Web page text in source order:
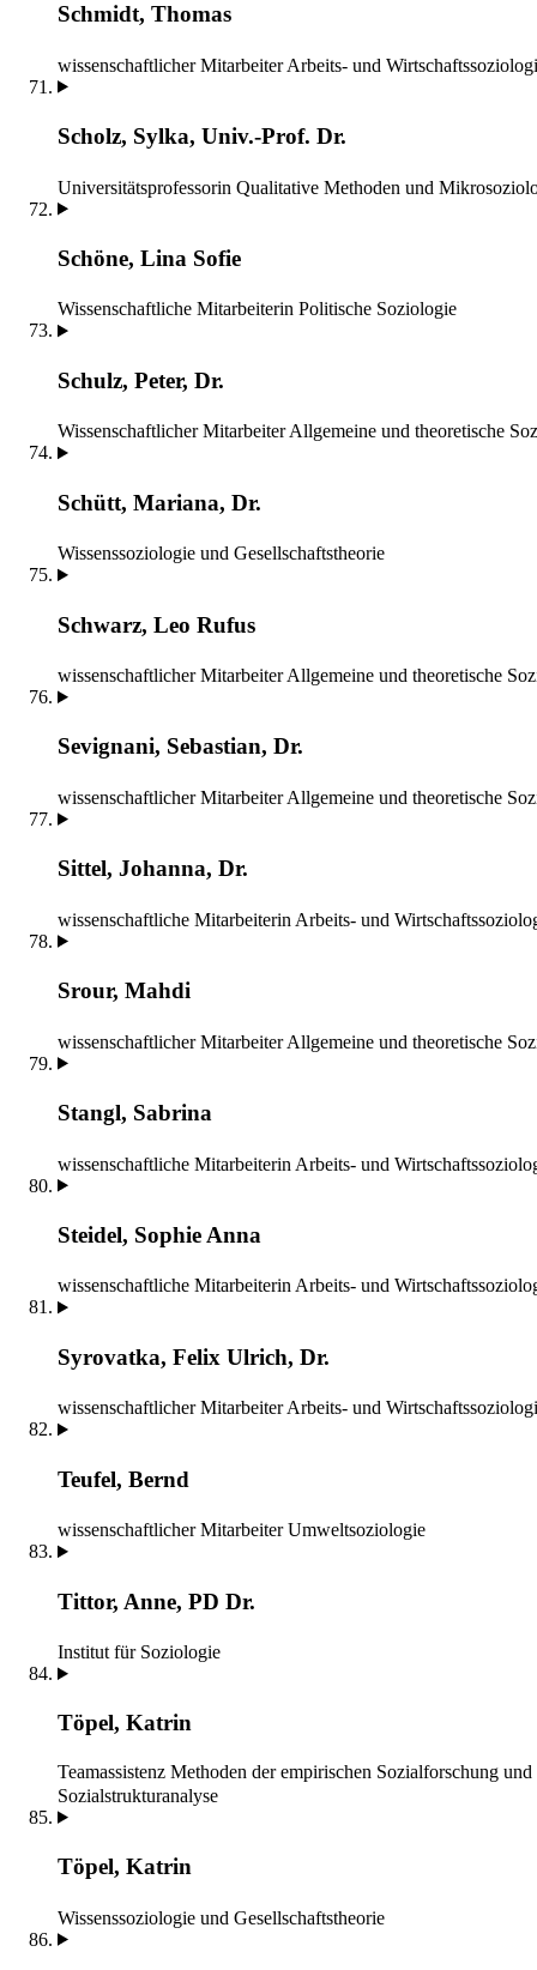
Schmidt, Thomas
wissenschaftlicher Mitarbeiter Arbeits- und
Scholz, Sylka, Univ.-Prof. Dr.
Universitätsprofessorin Qualitative Methoden und
Schöne, Lina Sofie
Wissenschaftliche Mitarbeiterin Politische Soziologie
Schulz, Peter, Dr.
Wissenschaftlicher Mitarbeiter Allgemeine und theoretische
Schütt, Mariana, Dr.
Wissenssoziologie und Gesellschaftstheorie
Schwarz, Leo Rufus
wissenschaftlicher Mitarbeiter Allgemeine und theoretische
Sevignani, Sebastian, Dr.
wissenschaftlicher Mitarbeiter Allgemeine und theoretische
Sittel, Johanna, Dr.
wissenschaftliche Mitarbeiterin Arbeits- und
Srour, Mahdi
wissenschaftlicher Mitarbeiter Allgemeine und theoretische
Stangl, Sabrina
wissenschaftliche Mitarbeiterin Arbeits- und
Steidel, Sophie Anna
wissenschaftliche Mitarbeiterin Arbeits- und
Syrovatka, Felix Ulrich, Dr.
wissenschaftlicher Mitarbeiter Arbeits- und
Teufel, Bernd
wissenschaftlicher Mitarbeiter Umweltsoziologie
Tittor, Anne, PD Dr.
Institut für Soziologie
Töpel, Katrin
Teamassistenz Methoden der empirischen Sozialforschung und
Sozialstrukturanalyse
Töpel, Katrin
Wissenssoziologie und Gesellschaftstheorie